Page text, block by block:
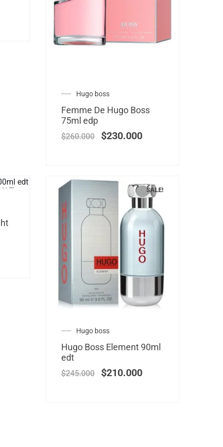
Hugo boss
Femme De Hugo Boss
75ml edp
$260.000 $230.000
SALE!
Hugo boss
Hugo Boss Element 90ml
edt
$245.000 $210.000